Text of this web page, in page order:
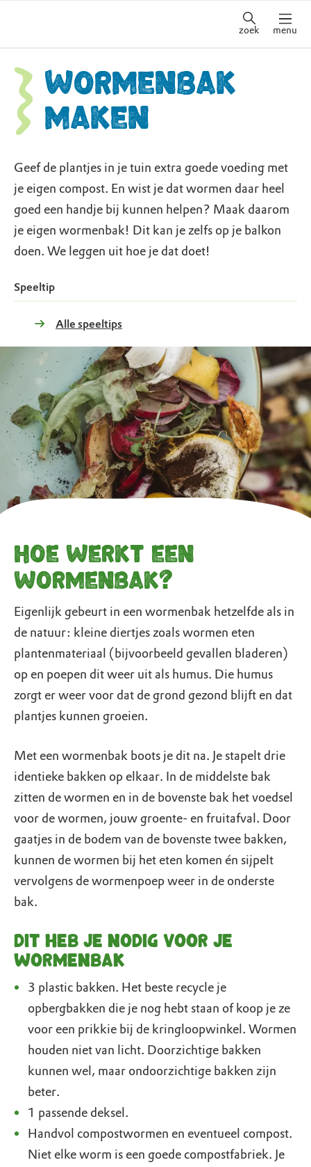
zoek menu
Wormenbak
maken
Geef de plantjes in je tuin extra goede voeding met
je eigen compost. En wist je dat wormen daar heel
goed een handje bij kunnen helpen? Maak daarom
je eigen wormenbak! Dit kan je zelfs op je balkon
doen. We leggen uit hoe je dat doet!
Speeltip
Alle speeltips
Hoe werkt een
wormenbak?
Eigenlijk gebeurt in een wormenbak hetzelfde als in
de natuur: kleine diertjes zoals wormen eten
plantenmateriaal (bijvoorbeeld gevallen bladeren)
op en poepen dit weer uit als humus. Die humus
zorgt er weer voor dat de grond gezond blijft en dat
plantjes kunnen groeien.
Met een wormenbak boots je dit na. Je stapelt drie
identieke bakken op elkaar. In de middelste bak
zitten de wormen en in de bovenste bak het voedsel
voor de wormen, jouw groente- en fruitafval. Door
gaatjes in de bodem van de bovenste twee bakken,
kunnen de wormen bij het eten komen én sijpelt
vervolgens de wormenpoep weer in de onderste
bak.
Dit heb je nodig voor je
wormenbak
3 plastic bakken. Het beste recycle je
opbergbakken die je nog hebt staan of koop je ze
voor een prikkie bij de kringloopwinkel. Wormen
houden niet van licht. Doorzichtige bakken
kunnen wel, maar ondoorzichtige bakken zijn
beter.
1 passende deksel.
Handvol compostwormen en eventueel compost.
Niet elke worm is een goede compostfabriek. Je